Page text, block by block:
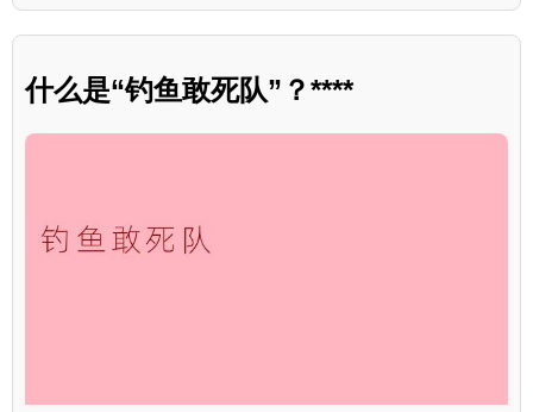
什么是“钓鱼敢死队”？****